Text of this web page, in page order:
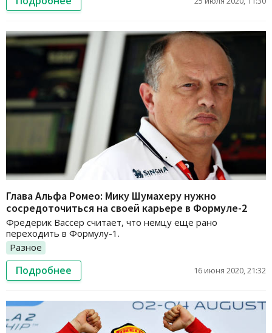
Глава Альфа Ромео: Мику Шумахеру нужно
сосредоточиться на своей карьере в Формуле-2
Фредерик Вассер считает, что немцу еще рано
переходить в Формулу-1.
Разное
Подробнее 16 июня 2020, 21:32